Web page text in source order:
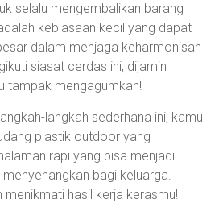
selalu mengembalikan barang
kebiasaan kecil yang dapat
dalam menjaga keharmonisan
siasat cerdas ini, dijamin
tampak mengagumkan!
langkah sederhana ini, kamu
plastik outdoor yang
rapi yang bisa menjadi
bagi keluarga.
hasil kerja kerasmu!